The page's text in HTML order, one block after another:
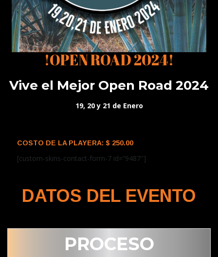
!OPEN ROAD 2024!
Vive el Mejor Open Road 2024
19, 20 y 21 de Enero
COSTO DE LA PLAYERA: $ 250.00
[custom-skins-contact-form-7 id=”9487″]
DATOS DEL EVENTO
PROCESO